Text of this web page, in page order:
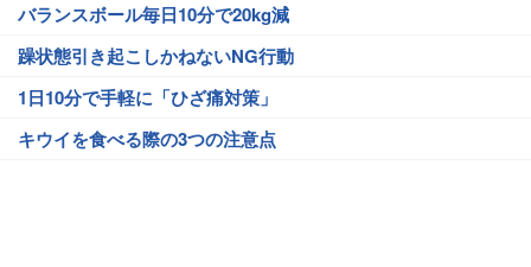
バランスボール毎日10分で20kg減
躁状態引き起こしかねないNG行動
1日10分で手軽に「ひざ痛対策」
キウイを食べる際の3つの注意点